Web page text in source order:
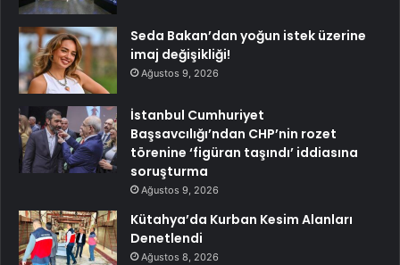
Seda Bakan’dan yoğun istek üzerine
imaj değişikliği!
Ağustos 9, 2026
İstanbul Cumhuriyet
Başsavcılığı’ndan CHP’nin rozet
törenine ‘figüran taşındı’ iddiasına
soruşturma
Ağustos 9, 2026
Kütahya’da Kurban Kesim Alanları
Denetlendi
Ağustos 8, 2026